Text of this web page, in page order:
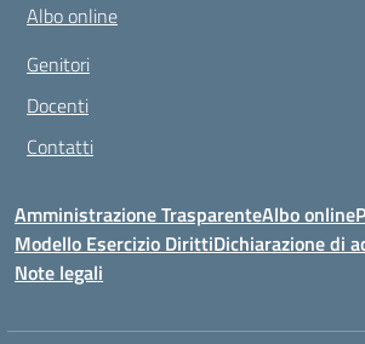
Albo online
Genitori
Docenti
Contatti
Amministrazione TrasparenteAlbo online
Modello Esercizio DirittiDichiarazione di
Note legali